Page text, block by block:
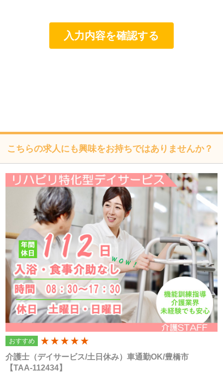
個人情報は、適法かつ適正な方法で取得します。
個人情報の取扱いについて
株式会社フォーテック（以下「当社」といいます）は、当プ
ライバシーポリシーを掲示し、当プライバシーポリシーに準
拠して提供されるサービス（以下「本サービス」といいま
す）の利用企業・団体等（以下「利用企業等」といいます）
および本サービスをご利用になる方（以下「ユーザー」とい
います）のプライバシーを尊重し、ユーザーの個人情報の管
理に細心の注意を払い、これを取扱うものとします。
個人情報の利用目的
個人情報の利用目的は以下の通りです。利用目的を超えて利
当サイトにおけるユーザーへのサービスの提供
こちらの求人にも興味をお持ちではありませんか？
介護士（デイサービス/土日休み）車通勤OK/豊橋市
【TAA-112434】
おすすめ
200